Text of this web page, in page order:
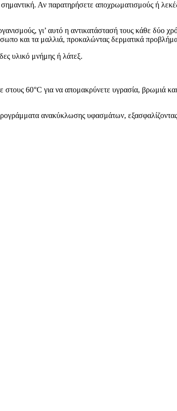
Αν παρατηρήσετε αποχρωματισμούς ή
γι’ αυτό η αντικατάστασή τους κάθε δύο
και τα μαλλιά, προκαλώντας δερματικά
υλικό μνήμης ή λάτεξ.
60°C για να απομακρύνετε υγρασία, βρωμιά
ανακύκλωσης υφασμάτων,